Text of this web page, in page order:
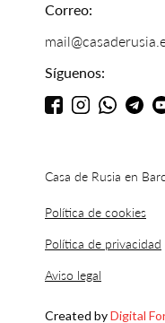
Correo:
Síguenos:
Casa de Rusia en
Política de cookies
Política de privacidad
Aviso legal
Created byDigital